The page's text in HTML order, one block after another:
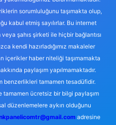
sorumluluğunu taşımakta olup,
kabul etmiş sayılırlar. Bu internet
şahıs şirketi ile hiçbir bağlantısı
kendi hazırladığımız makaleler
içerikler haber niteliği taşımamakta
paylaşım yapılmamaktadır.
benzerlikleri tamamen tesadüfidir.
tamamen ücretsiz bir bilgi paylaşım
düzenlemelere aykırı olduğunu
adresine